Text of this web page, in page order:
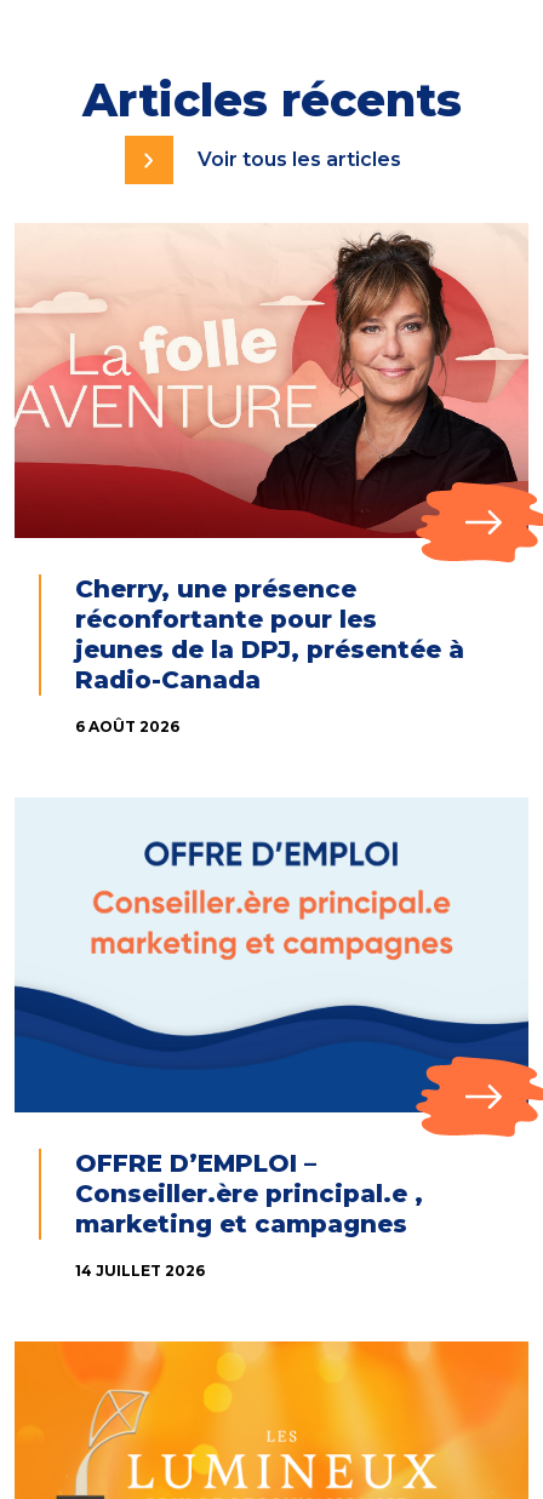
Articles récents
Voir tous les articles
Cherry, une présence
réconfortante pour les
jeunes de la DPJ, présentée à
Radio-Canada
6 AOÛT 2026
OFFRE D’EMPLOI –
Conseiller.ère principal.e ,
marketing et campagnes
14 JUILLET 2026